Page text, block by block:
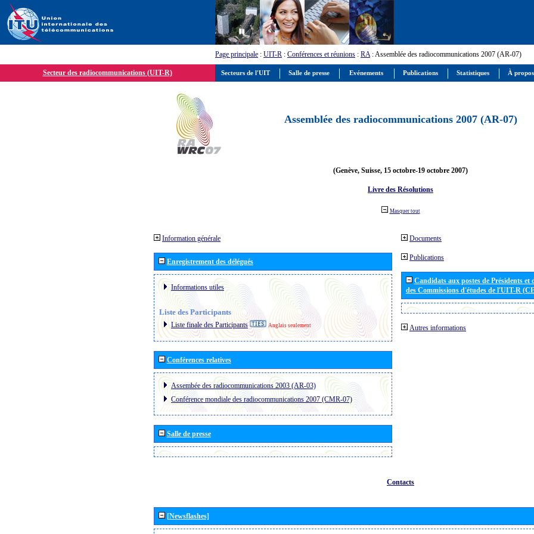
Page principale : UIT-R : Conférences et réunions : RA: Assemblée des radiocommunications 2007 (AR-07)
Secteur des radiocommunications (UIT-R)
Assemblée des radiocommunications 2007 (AR-07)
(Genève, Suisse, 15 octobre-19 octobre 2007)
Livre des Résolutions
Masquer tout
Information générale
Enregistrement des délégués
Informations utiles
Liste des Participants
Liste finale des Participants Anglais seulement
Conférences relatives
Assembée des radiocommunications 2003 (AR-03)
Conférence mondiale des radiocommunications 2007 (CMR-07)
Salle de presse
Documents
Publications
Candidats aux postes de Présidents et
des Commissions d'études de l'UIT-R
Autres informations
Contacts
[Newsflashes]
Secteurs de l'UIT Salle de presse Evénements Publications Statistiques À